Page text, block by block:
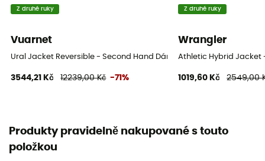
Z druhé ruky
Vuarnet
Ural Jacket Reversible - Second Hand Dámská péřova -
3544,21 Kč 12239,00 Kč -71%
Z druhé ruky
Wrangler
Athletic Hybrid Jacket
1019,60 Kč 2549,00
Produkty pravidelně nakupované s touto
položkou